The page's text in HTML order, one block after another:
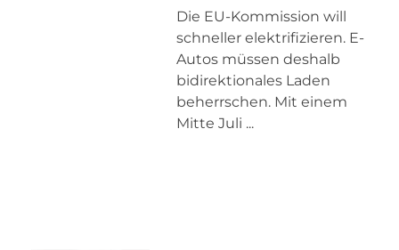
Die EU-Kommission will
schneller elektrifizieren. E-
Autos müssen deshalb
bidirektionales Laden
beherrschen. Mit einem
Mitte Juli ...